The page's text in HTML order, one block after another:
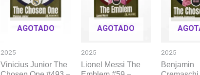
AGOTADO
2025
Vinicius Junior The
AGOTADO
2025
Lionel Messi The
2025
Benjamin